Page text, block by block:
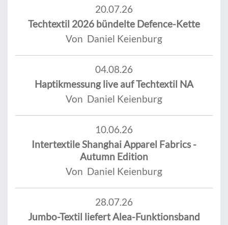
20.07.26
Techtextil 2026 bündelte Defence-Kette
Von Daniel Keienburg
04.08.26
Haptikmessung live auf Techtextil NA
Von Daniel Keienburg
10.06.26
Intertextile Shanghai Apparel Fabrics -
Autumn Edition
Von Daniel Keienburg
28.07.26
Jumbo-Textil liefert Alea-Funktionsband